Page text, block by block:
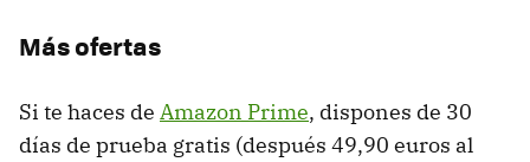
Más ofertas
Si te haces de Amazon Prime, dispones de 30
días de prueba gratis (después 49,90 euros al